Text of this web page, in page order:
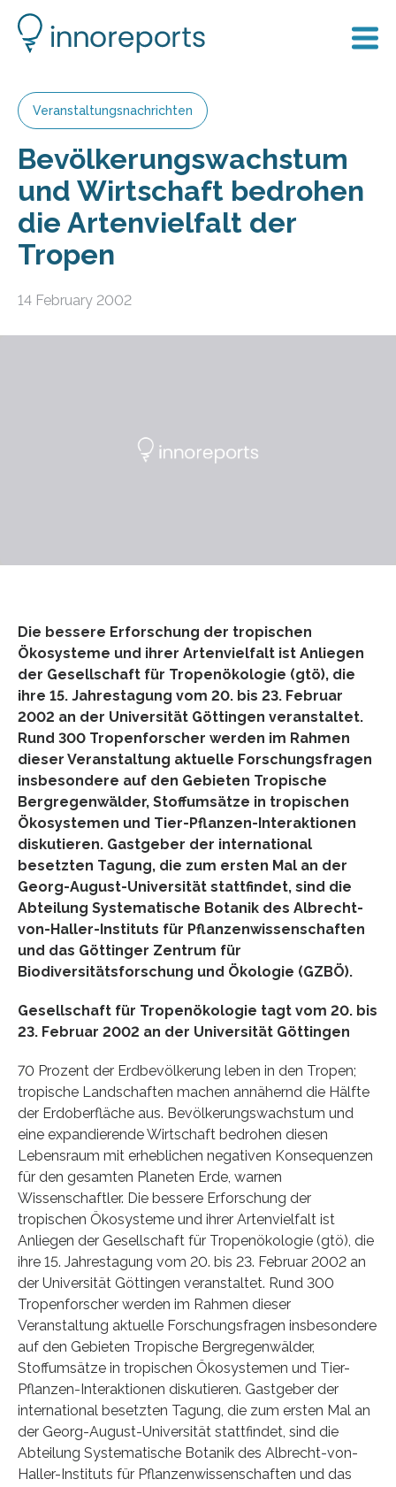
Veranstaltungsnachrichten
Bevölkerungswachstum
und Wirtschaft bedrohen
die Artenvielfalt der
Tropen
14 February 2002
Die bessere Erforschung der tropischen
Ökosysteme und ihrer Artenvielfalt ist Anliegen
der Gesellschaft für Tropenökologie (gtö), die
ihre 15. Jahrestagung vom 20. bis 23. Februar
2002 an der Universität Göttingen veranstaltet.
Rund 300 Tropenforscher werden im Rahmen
dieser Veranstaltung aktuelle Forschungsfragen
insbesondere auf den Gebieten Tropische
Bergregenwälder, Stoffumsätze in tropischen
Ökosystemen und Tier-Pflanzen-Interaktionen
diskutieren. Gastgeber der international
besetzten Tagung, die zum ersten Mal an der
Georg-August-Universität stattfindet, sind die
Abteilung Systematische Botanik des Albrecht-
von-Haller-Instituts für Pflanzenwissenschaften
und das Göttinger Zentrum für
Biodiversitätsforschung und Ökologie (GZBÖ).
Gesellschaft für Tropenökologie tagt vom 20. bis
23. Februar 2002 an der Universität Göttingen
70 Prozent der Erdbevölkerung leben in den Tropen;
tropische Landschaften machen annähernd die Hälfte
der Erdoberfläche aus. Bevölkerungswachstum und
eine expandierende Wirtschaft bedrohen diesen
Lebensraum mit erheblichen negativen Konsequenzen
für den gesamten Planeten Erde, warnen
Wissenschaftler. Die bessere Erforschung der
tropischen Ökosysteme und ihrer Artenvielfalt ist
Anliegen der Gesellschaft für Tropenökologie (gtö), die
ihre 15. Jahrestagung vom 20. bis 23. Februar 2002 an
der Universität Göttingen veranstaltet. Rund 300
Tropenforscher werden im Rahmen dieser
Veranstaltung aktuelle Forschungsfragen insbesondere
auf den Gebieten Tropische Bergregenwälder,
Stoffumsätze in tropischen Ökosystemen und Tier-
Pflanzen-Interaktionen diskutieren. Gastgeber der
international besetzten Tagung, die zum ersten Mal an
der Georg-August-Universität stattfindet, sind die
Abteilung Systematische Botanik des Albrecht-von-
Haller-Instituts für Pflanzenwissenschaften und das